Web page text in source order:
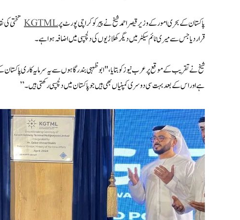
پاکستان کے بحری امور کے وزیر قیصر احمد شیخ نے پیر کو کراچی پورٹ پرKGTML
قرار دیا جس سے میری ٹائم سیکٹر میں دیگر کھلاڑیوں کی دلچسپی میں اضافہ ہوا ہے۔
شیخ نے تقریب کے موقع پر عرب نیوز کو بتایا، "ابوظہبی بندرگاہوں سے یہ سرمایہ کاری
ہے اور اس کے بعد بہت سی دوسری کمپنیاں بھی ہیں جو پاکستان میں دلچسپی رکھتی ہیں۔”